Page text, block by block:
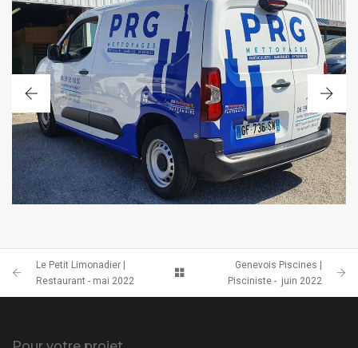
COVERING
Le Petit Limonadier |
Restaurant - mai 2022
Genevois Piscines |
Pisciniste - juin 2022